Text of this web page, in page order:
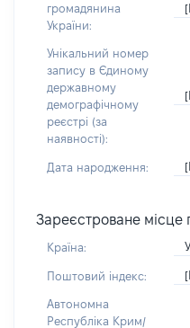
громадянина
України:
Унікальний номер
запису в Єдиному
державному
демографічному
реєстрі (за
наявності):
Дата народження:
Зареєстроване місце
Країна:
Поштовий індекс:
Автономна
Республіка Крим/